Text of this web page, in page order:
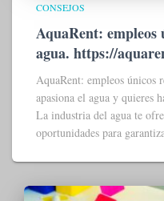
CONSEJOS
AquaRent: empleos
agua. https://
AquaRent: empleos únicos
apasiona el agua y quieres
La industria del agua te
oportunidades para